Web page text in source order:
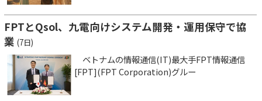
FPTとQsol、九電向けシステム開発・運用保守で協
業 (7日)
ベトナムの情報通信(IT)最大手FPT情報通信
[FPT](FPT Corporation)グルー